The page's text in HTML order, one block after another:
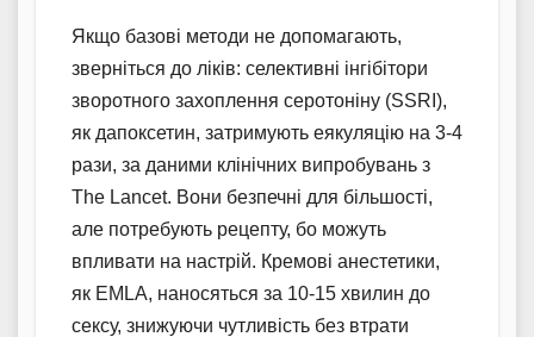
Якщо базові методи не допомагають,
зверніться до ліків: селективні інгібітори
зворотного захоплення серотоніну (SSRI),
як дапоксетин, затримують еякуляцію на 3-4
рази, за даними клінічних випробувань з
The Lancet. Вони безпечні для більшості,
але потребують рецепту, бо можуть
впливати на настрій. Кремові анестетики,
як EMLA, наносяться за 10-15 хвилин до
сексу, знижуючи чутливість без втрати